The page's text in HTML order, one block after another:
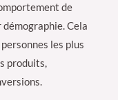
de
Cela
les plus
produits,